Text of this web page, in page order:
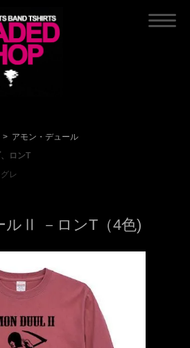
> アモン・デュール
ロンT
レ
ルⅡ －ロンT（4色)